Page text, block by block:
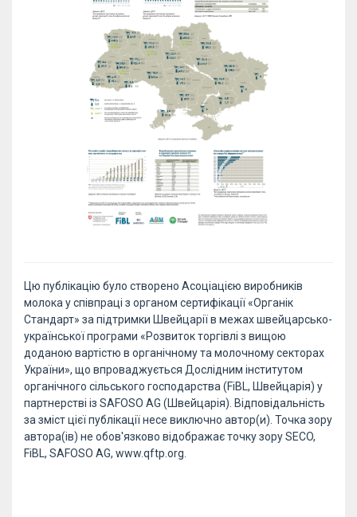
Цю публікацію було створено Асоціацією виробників
молока у співпраці з органом сертифікації «Органік
Стандарт» за підтримки Швейцарії в межах швейцарсько-
української програми «Розвиток торгівлі з вищою
доданою вартістю в органічному та молочному секторах
України», що впроваджується Дослідним інститутом
органічного сільського господарства (FiBL, Швейцарія) у
партнерстві із SAFOSO AG (Швейцарія). Відповідальність
за зміст цієї публікації несе виключно автор(и). Точка зору
автора(ів) не обов'язково відображає точку зору SECO,
FiBL, SAFOSO AG, www.qftp.org.